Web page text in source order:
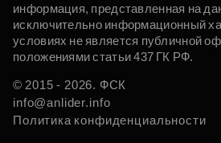
информация, представленная на
исключительно информационный
условиях не является публичной
положениями статьи 437 ГК РФ.
© 2015 - 2026. ФСК
info@anlider.info
Политика конфиденциальности